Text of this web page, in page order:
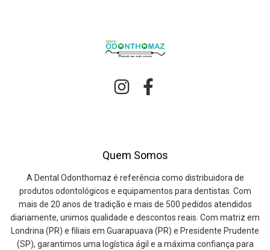
Quem Somos
A Dental Odonthomaz é referência como distribuidora de
produtos odontológicos e equipamentos para dentistas. Com
mais de 20 anos de tradição e mais de 500 pedidos atendidos
diariamente, unimos qualidade e descontos reais. Com matriz em
Londrina (PR) e filiais em Guarapuava (PR) e Presidente Prudente
(SP), garantimos uma logística ágil e a máxima confiança para